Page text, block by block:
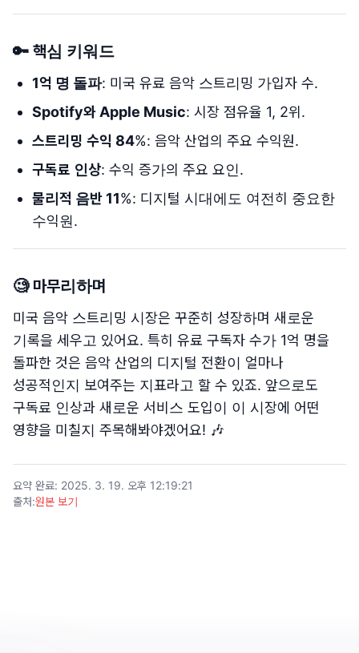
🔑 핵심 키워드
1억 명 돌파: 미국 유료 음악 스트리밍 가입자 수.
Spotify와 Apple Music: 시장 점유율 1, 2위.
스트리밍 수익 84%: 음악 산업의 주요 수익원.
구독료 인상: 수익 증가의 주요 요인.
물리적 음반 11%: 디지털 시대에도 여전히 중요한
수익원.
🧐 마무리하며
미국 음악 스트리밍 시장은 꾸준히 성장하며 새로운
기록을 세우고 있어요. 특히 유료 구독자 수가 1억 명을
돌파한 것은 음악 산업의 디지털 전환이 얼마나
성공적인지 보여주는 지표라고 할 수 있죠. 앞으로도
구독료 인상과 새로운 서비스 도입이 이 시장에 어떤
영향을 미칠지 주목해봐야겠어요! 🎶
요약 완료: 2025. 3. 19. 오후 12:19:21
출처:원본 보기